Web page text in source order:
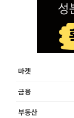
마켓
금융
부동산